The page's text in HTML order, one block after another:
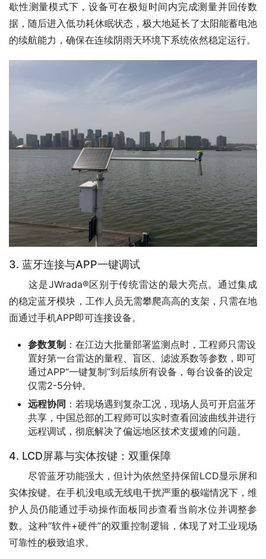
歇性测量模式下，设备可在极短时间内完成测量并回传数
据，随后进入低功耗休眠状态，极大地延长了太阳能蓄电池
的续航能力，确保在连续阴雨天环境下系统依然稳定运行。
3. 蓝牙连接与APP一键调试
这是JWrada®区别于传统雷达的最大亮点。通过集成
的稳定蓝牙模块，工作人员无需攀爬高高的支架，只需在地
面通过手机APP即可连接设备。
参数复制 ：在江边大批量部署监测点时，工程师只需设
置好第一台雷达的量程、盲区、滤波系数等参数，即可
通过APP“一键复制”到后续所有设备，每台设备的设定
仅需2-5分钟。
远程协同 ：若现场遇到复杂工况，现场人员可开启蓝牙
共享，中国总部的工程师可以实时查看回波曲线并进行
远程调试，彻底解决了偏远地区技术支援难的问题。
4. LCD屏幕与实体按键：双重保障
尽管蓝牙功能强大，但计为依然坚持保留LCD显示屏和
实体按键。在手机没电或无线电干扰严重的极端情况下，维
护人员仍能通过手动操作面板同步查看当前水位并调整参
数。这种“软件+硬件”的双重控制逻辑，体现了对工业现场
可靠性的极致追求。